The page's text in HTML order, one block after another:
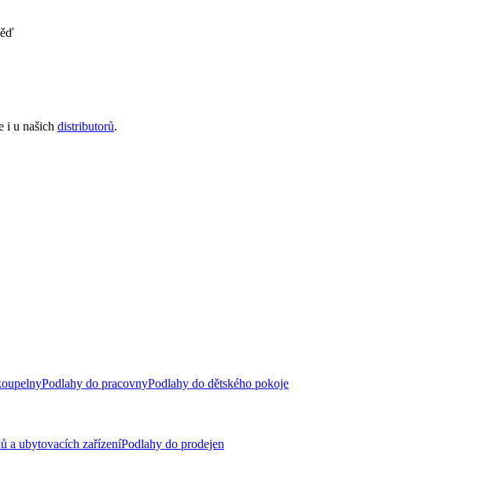
i u našich distributorů.
Podlahy do pracovnyPodlahy do dětského pokoje
a ubytovacích zařízeníPodlahy do prodejen